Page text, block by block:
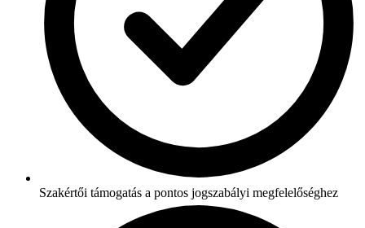
Szakértői támogatás a pontos jogszabályi megfelelőséghez